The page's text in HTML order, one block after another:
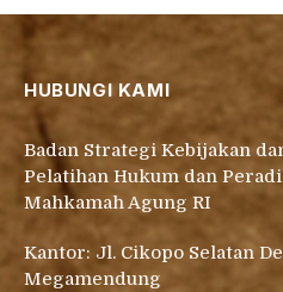
HUBUNGI KAMI
Badan Strategi Kebijakan
Pelatihan Hukum dan
Mahkamah Agung RI
Kantor: Jl. Cikopo Selatan
Megamendung